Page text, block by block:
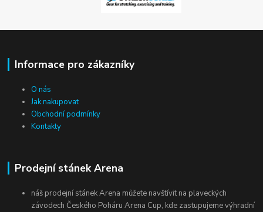
Informace pro zákazníky
O nás
Jak nakupovat
Obchodní podmínky
Kontakty
Prodejní stánek Arena
náš prodejní stánek Arena můžete navštívit na plaveckých
závodech Českého Poháru Arena Cup, kde zastupujeme výhradní